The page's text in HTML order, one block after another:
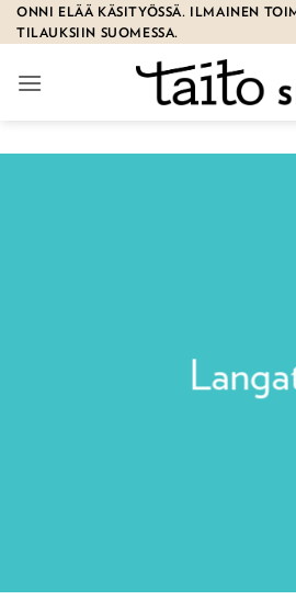
Skip
to
ONNI ELÄÄ KÄSITYÖSSÄ. ILMAINEN
TILAUKSIIN SUOMESSA.